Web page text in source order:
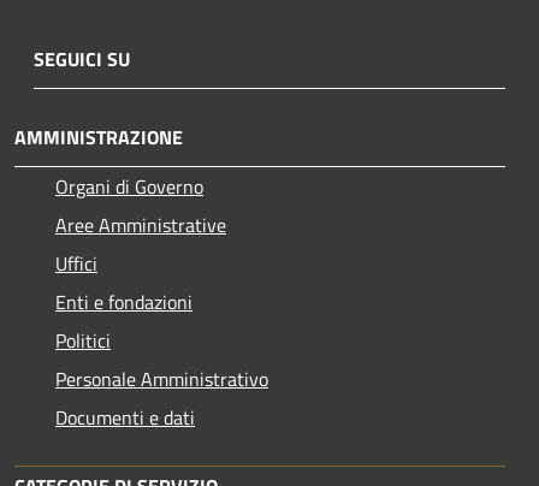
SEGUICI SU
AMMINISTRAZIONE
Organi di Governo
Aree Amministrative
Uffici
Enti e fondazioni
Politici
Personale Amministrativo
Documenti e dati